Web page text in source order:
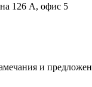
126 А, офис 5
и